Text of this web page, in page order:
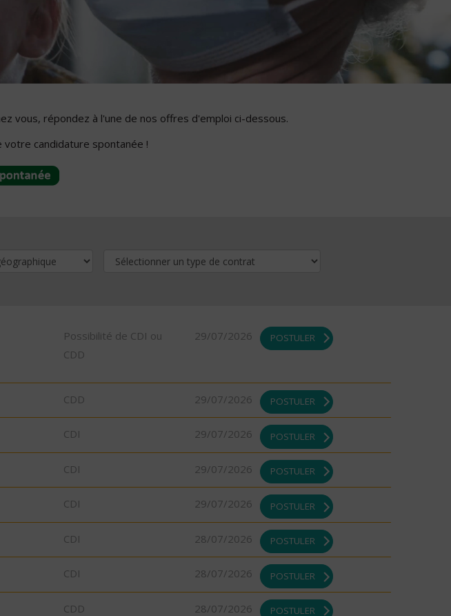
vous, répondez à l'une de nos offres d'emploi ci-dessous.
candidature spontanée !
Possibilité de CDI ou
CDD
29/07/2026 POSTULER
CDD 29/07/2026 POSTULER
CDI 29/07/2026 POSTULER
CDI 29/07/2026 POSTULER
CDI 29/07/2026 POSTULER
CDI 28/07/2026 POSTULER
CDI 28/07/2026 POSTULER
CDD 28/07/2026 POSTULER